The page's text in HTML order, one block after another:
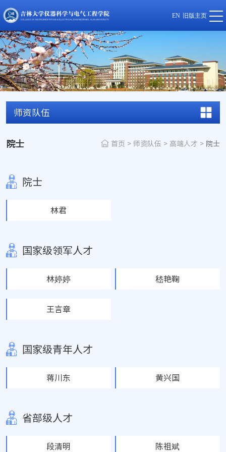
EN 旧版主页
师资队伍
院士 首页 > 师资队伍 > 高端人才 > 院士
院士
林君
国家级领军人才
林婷婷 嵇艳鞠
王言章
国家级青年人才
蒋川东 黄兴国
省部级人才
段清明 陈祖斌